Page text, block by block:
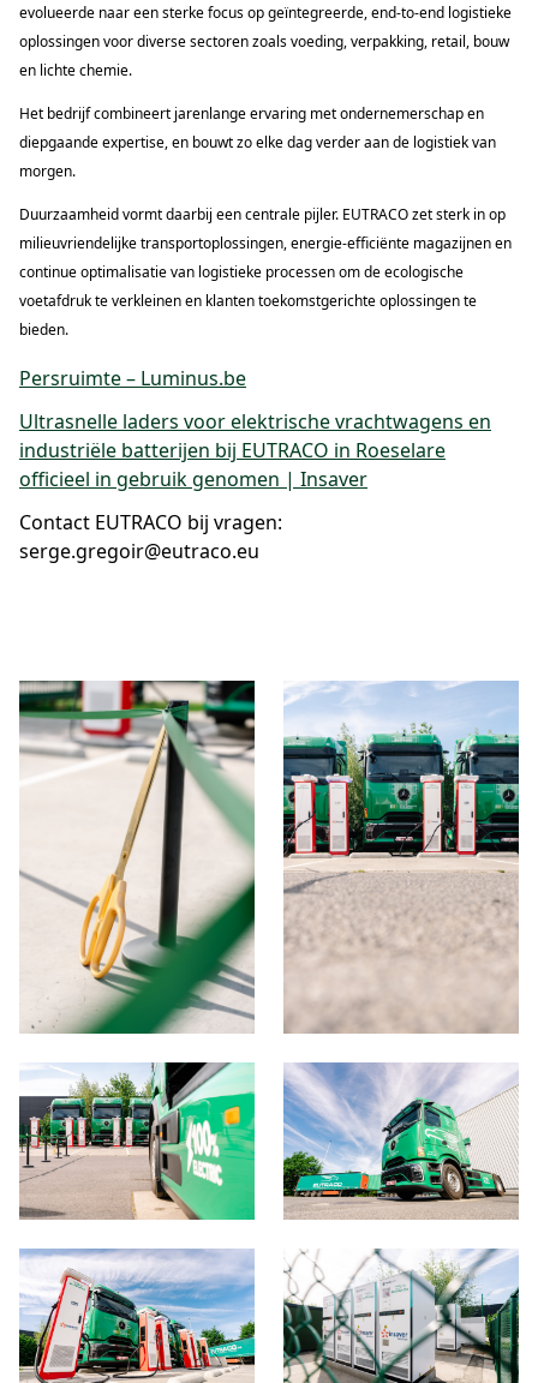
evolueerde naar een sterke focus op geïntegreerde, end-to-end logistieke
oplossingen voor diverse sectoren zoals voeding, verpakking, retail, bouw
en lichte chemie.
Het bedrijf combineert jarenlange ervaring met ondernemerschap en
diepgaande expertise, en bouwt zo elke dag verder aan de logistiek van
morgen.
Duurzaamheid vormt daarbij een centrale pijler. EUTRACO zet sterk in op
milieuvriendelijke transportoplossingen, energie-efficiënte magazijnen en
continue optimalisatie van logistieke processen om de ecologische
voetafdruk te verkleinen en klanten toekomstgerichte oplossingen te
bieden.
Persruimte – Luminus.be
Ultrasnelle laders voor elektrische vrachtwagens en
industriële batterijen bij EUTRACO in Roeselare
officieel in gebruik genomen | Insaver
Contact EUTRACO bij vragen:
serge.gregoir@eutraco.eu